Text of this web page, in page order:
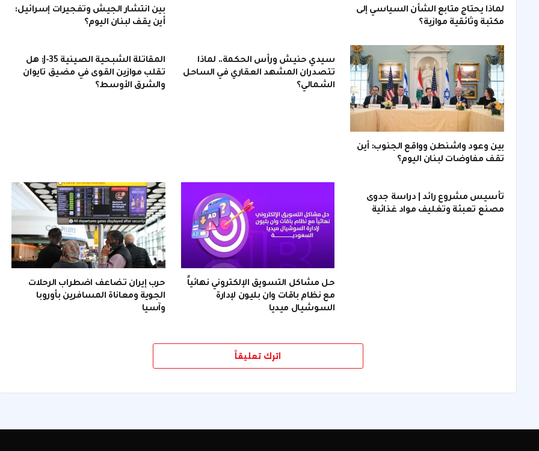
لماذا يحتاج متابع الشأن السياسي إلى
مكتبة وثائقية موازية؟
بين انتشار الجيش وتفجيرات إسرائيل:
أين يقف لبنان اليوم؟
بين وعود واشنطن وواقع الجنوب: أين
تقف مفاوضات لبنان اليوم؟
سيدي حنيش ورأس الحكمة.. لماذا
تتصدران المشهد العقاري في الساحل
الشمالي؟
المقاتلة الشبحية الصينية J-35: هل
تقلب موازين القوى في مضيق تايوان
والشرق الأوسط؟
تأسيس مشروع رائد | دراسة جدوى
مصنع تعبئة وتغليف مواد غذائية
حل مشاكل التسويق الإلكتروني نهائياً
مع نظام باقات وان بليون لإدارة
السوشيال ميديا
حرب إيران تضاعف اضطراب الرحلات
الجوية ومعاناة المسافرين بأوروبا
وآسيا
اترك تعليقاً